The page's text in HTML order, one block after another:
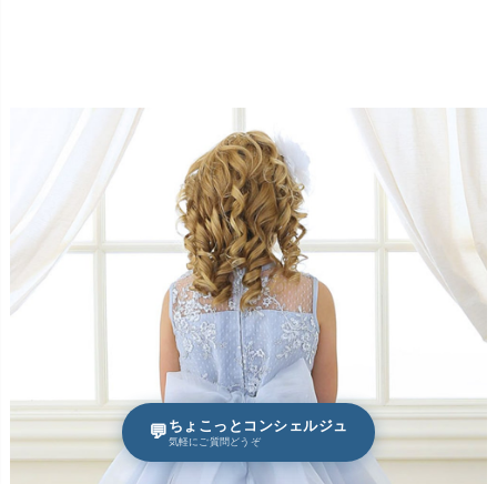
💬 ちょこっとコンシェルジュ
気軽にご質問どうぞ